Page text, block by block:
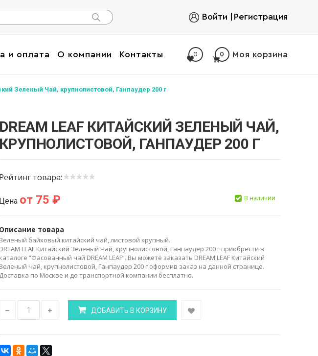
Войти Регистрация
и оплата О компании Контакты 0 0 Моя корзина
Зеленый Чай, крупнолистовой, Ганпаудер 200 г
DREAM LEAF КИТАЙСКИЙ ЗЕЛЕНЫЙ ЧАЙ,
КРУПНОЛИСТОВОЙ, ГАНПАУДЕР 200 Г
Рейтинг товара:
Цена от 75 ₽ В наличии
Описание товара
Зеленый байховый китайский чай, листовой крупный.
DREAM LEAF Китайский Зеленый Чай, крупнолистовой, Ганпаудер 200 г приобрести в
каталоге “Фасованный чай DREAM LEAF”. Вы можете заказать DREAM LEAF Китайский
Зеленый Чай, крупнолистовой, Ганпаудер 200 г оформив заказ на данной странице.
Доставка по Москве и до транспортной компании бесплатно.
ДОБАВИТЬ В КОРЗИНУ